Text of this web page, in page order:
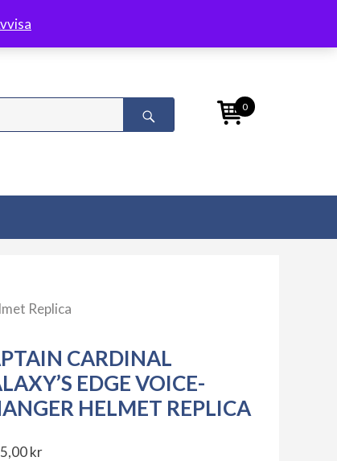
0
Replica
CARDINAL
EDGE VOICE-
HELMET REPLICA
kr